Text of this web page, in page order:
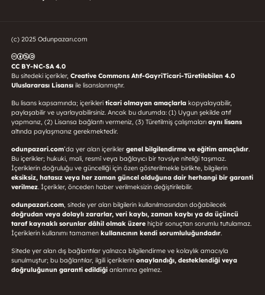
(c) 2025 Odunpazarı.com
CC BY-NC-SA 4.0
Bu sitedeki içerikler, Creative Commons Atıf-GayriTicari-Türetilebilen 4.0
Uluslararası Lisansı ile lisanslanmıştır.
Bu lisans kapsamında; içerikleri ticari olmayan amaçlarlakopyalayabilir,
paylaşabilir ve uyarlayabilirsiniz. Ancak bu durumda: (1) Uygun şekilde atıf
yapmanız, (2) Lisansa bağlantı vermeniz, (3) Türetilmiş çalışmaları aynı lisans
altında paylaşmanız gerekmektedir.
odunpazari.com’da yer alan içerikler genel bilgilendirme ve eğitim amaçlıdır.
Bu içerikler; hukuki, mali, resmî veya bağlayıcı bir tavsiye niteliği taşımaz.
İçeriklerin doğruluğu ve güncelliği için özen gösterilmekle birlikte, bilgilerin
eksiksiz, hatasız veya her zaman güncel olduğuna dair herhangi bir garanti
verilmez. İçerikler, önceden haber verilmeksizin değiştirilebilir.
odunpazari.com, sitede yer alan bilgilerin kullanılmasından doğabilecek
doğrudan veya dolaylı zararlar, veri kaybı, zaman kaybı ya da üçüncü
taraf kaynaklı sorunlar dâhil olmak üzerehiçbir sonuçtan sorumlu tutulamaz.
İçeriklerin kullanımı tamamen kullanıcının kendi sorumluluğundadır.
Sitede yer alan dış bağlantılar yalnızca bilgilendirme ve kolaylık amacıyla
sunulmuştur; bu bağlantılar, ilgili içeriklerin onaylandığı, desteklendiği veya
doğruluğunun garanti edildiğianlamına gelmez.